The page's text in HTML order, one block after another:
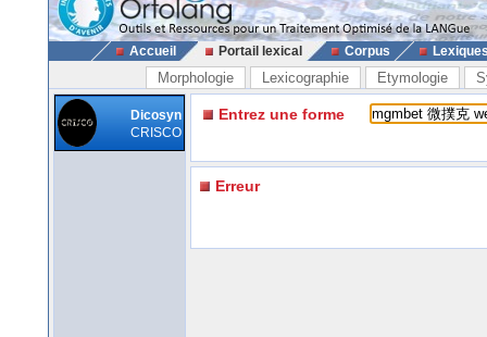
Accueil Portail lexical Corpus
Morphologie Lexicographie Etymologie
Dicosyn
CRISCO
Entrez une forme
Erreur